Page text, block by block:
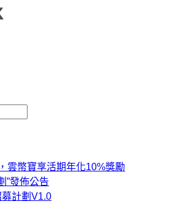
雲幣寶享活期年化10%獎勵
”發佈公告
計劃V1.0